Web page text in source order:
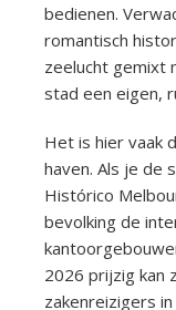
bedienen.
romantisch
zeelucht gemixt
stad een eigen,
Het is hier vaak
haven. Als je de
Histórico
bevolking de
2026 prijzig kan
zakenreizigers